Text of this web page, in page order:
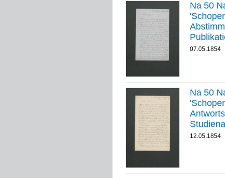
Na 50
07.05.1854
Na 50
12.05.1854